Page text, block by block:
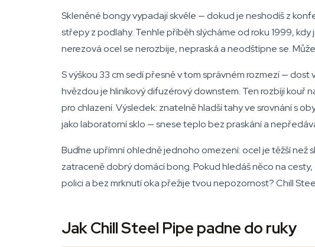
Skleněné bongy vypadají skvěle — dokud je neshodíš z
střepy z podlahy. Tenhle příběh slýcháme od roku 1999,
nerezová ocel se nerozbije, nepraská a neodštípne se.
S výškou 33 cm sedí přesně v tom správném rozmezí —
hvězdou je hliníkový difuzérový downstem. Ten rozbíjí kouř
pro chlazení. Výsledek: znatelně hladší tahy ve srovnání s
jako laboratorní sklo — snese teplo bez praskání a
Buďme upřímní ohledně jednoho omezení: ocel je těžší
zatraceně dobrý domácí bong. Pokud hledáš něco na
polici a bez mrknutí oka přežije tvou nepozornost? Chill
Jak Chill Steel Pipe padne do ruky